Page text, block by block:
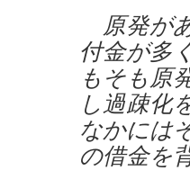
原発が
付金が多
もそも原
し過疎化
なかには
の借金を